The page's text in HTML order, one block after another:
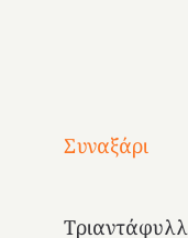
Συναξάρι
Μια
και